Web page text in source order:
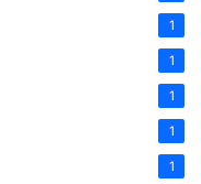
1
1
1
1
1